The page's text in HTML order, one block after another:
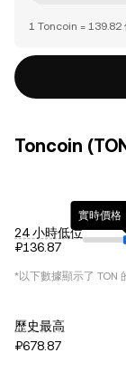
1 Toncoin = 139.82
Toncoin
24 小時低位
₽136.87
實時價格
*以下數據顯示了 TON
歷史最高
₽678.87